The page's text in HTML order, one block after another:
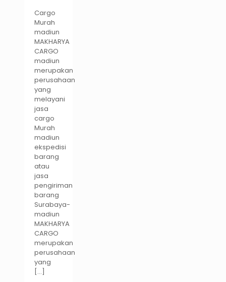
Cargo
Murah
madiun
MAKHARYA
CARGO
madiun
merupakan
perusahaan
yang
melayani
jasa
cargo
Murah
madiun
ekspedisi
barang
atau
jasa
pengiriman
barang
Surabaya-
madiun
MAKHARYA
CARGO
merupakan
perusahaan
yang
[…]